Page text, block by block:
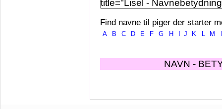
Find navne til piger der starter
A B C D E F G H J K L M
NAVN -